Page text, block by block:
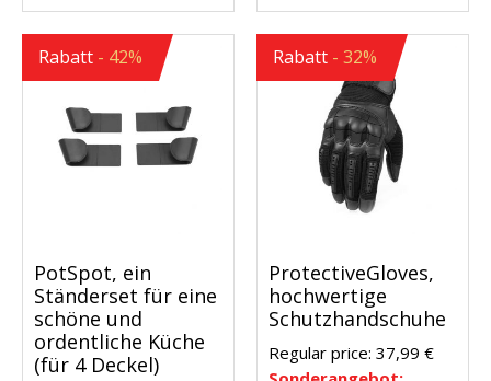
Rabatt - 42%
PotSpot, ein
Ständerset für eine
schöne und
ordentliche Küche
(für 4 Deckel)
Rabatt - 32%
ProtectiveGloves,
hochwertige
Schutzhandschuhe
Regular price: 37,99 €